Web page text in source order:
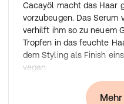
Cacayöl macht das Haar
vorzubeugen. Das Serum
verhilft ihm so zu neuem
Tropfen in das feuchte
dem Styling als Finish
vegan